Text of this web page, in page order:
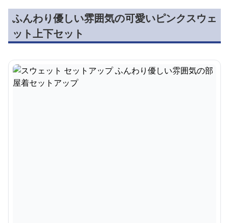
ふんわり優しい雰囲気の可愛いピンクスウェ
ット上下セット